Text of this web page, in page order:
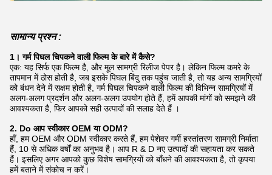
सामान्य प्रश्न :
1। गर्म पिघल चिपकने वाली फिल्म के बारे में कैसे?
एक: यह सिर्फ एक फिल्म है, और मूल सामग्री रिलीज पेपर है। लेकिन फिल्म कमरे के
तापमान में ठोस होती है, जब इसके पिघल बिंदु तक पहुंच जाती है, तो यह अन्य सामग्रियों
को बंधन देने में सक्षम होती है, गर्म पिघल चिपकने वाली फिल्म की विभिन्न सामग्रियों में
अलग-अलग प्रदर्शन और अलग-अलग उपयोग होते हैं, हमें आपकी मांगों को समझने की
आवश्यकता है, फिर आपको सही उत्पादों की सलाह देते हैं ।
2. Do आप स्वीकार OEM या ODM?
हाँ, हम OEM और ODM स्वीकार करते हैं, हम पेशेवर गर्मी हस्तांतरण सामग्री निर्माता
हैं, 10 से अधिक वर्षों का अनुभव है। आप R & D नए उत्पादों की सहायता कर सकते
हैं। इसलिए अगर आपको कुछ विशेष सामग्रियों को बाँधने की आवश्यकता है, तो कृपया
हमें बताने में संकोच न करें।